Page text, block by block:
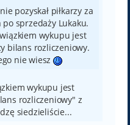
pozyskał piłkarzy za
sprzedaży Lukaku.
wykupu jest
bilans rozliczeniowy.
nie wiesz
wykupu jest
rozliczeniowy" z
siedzieliście...